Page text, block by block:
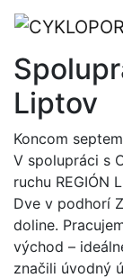
Liptov
Koncom
V spolupráci s
ruchu REGIÓN
Dve v podhorí
doline.
východ –
značili úvodný